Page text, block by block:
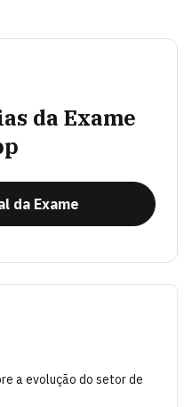
da Exame
da Exame
a evolução do setor de